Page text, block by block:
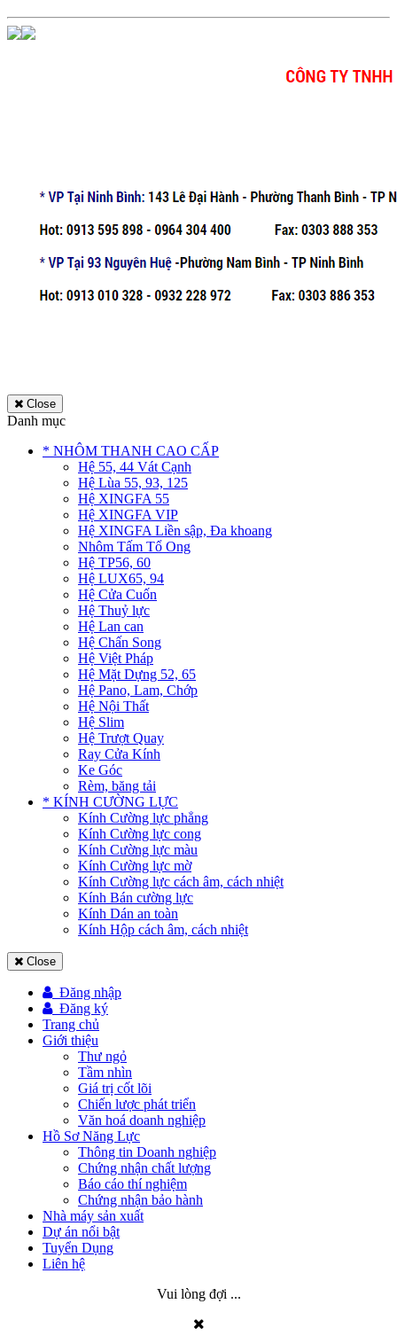
Close
Danh mục
* NHÔM THANH CAO CẤP
Hệ 55, 44 Vát Cạnh
Hệ Lùa 55, 93, 125
Hệ XINGFA 55
Hệ XINGFA VIP
Hệ XINGFA Liền sập, Đa khoang
Nhôm Tấm Tổ Ong
Hệ TP56, 60
Hệ LUX65, 94
Hệ Cửa Cuốn
Hệ Thuỷ lực
Hệ Lan can
Hệ Chấn Song
Hệ Việt Pháp
Hệ Mặt Dựng 52, 65
Hệ Pano, Lam, Chớp
Hệ Nội Thất
Hệ Slim
Hệ Trượt Quay
Ray Cửa Kính
Ke Góc
Rèm, băng tải
* KÍNH CƯỜNG LỰC
Kính Cường lực phẳng
Kính Cường lực cong
Kính Cường lực màu
Kính Cường lực mờ
Kính Cường lực cách âm, cách nhiệt
Kính Bán cường lực
Kính Dán an toàn
Kính Hộp cách âm, cách nhiệt
Close
Đăng nhập
Đăng ký
Trang chủ
Giới thiệu
Thư ngỏ
Tầm nhìn
Giá trị cốt lõi
Chiến lược phát triển
Văn hoá doanh nghiệp
Hồ Sơ Năng Lực
Thông tin Doanh nghiệp
Chứng nhận chất lượng
Báo cáo thí nghiệm
Chứng nhận bảo hành
Nhà máy sản xuất
Dự án nổi bật
Tuyển Dụng
Liên hệ
Vui lòng đợi ...